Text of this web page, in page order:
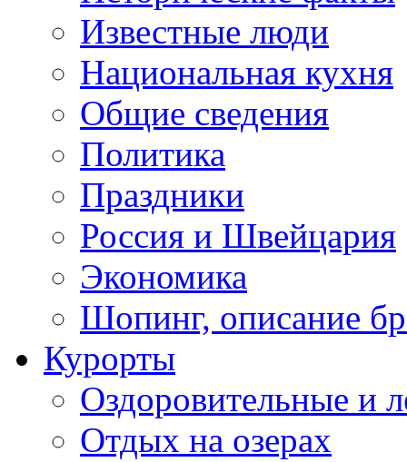
Известные люди
Национальная кухня
Общие сведения
Политика
Праздники
Россия и Швейцария
Экономика
Шопинг, описание
Курорты
Оздоровительные и
Отдых на озерах